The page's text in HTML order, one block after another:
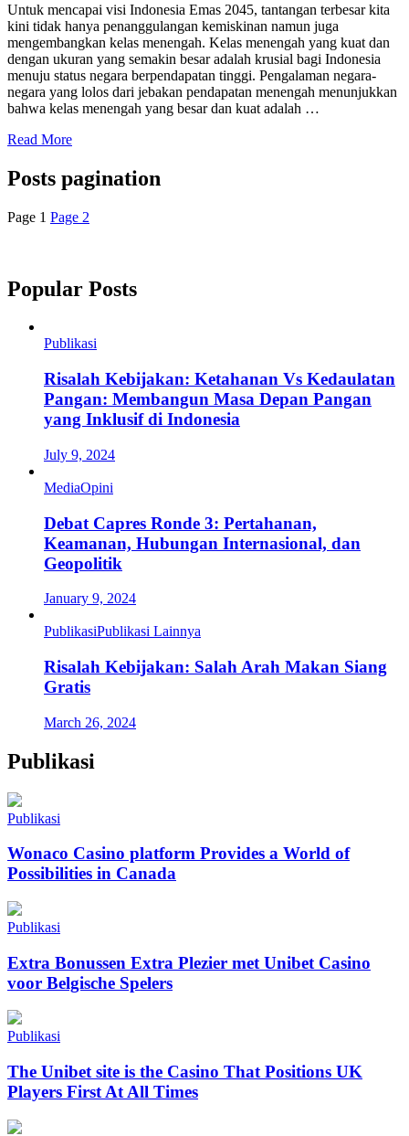
Untuk mencapai visi Indonesia Emas 2045, tantangan terbesar kita
kini tidak hanya penanggulangan kemiskinan namun juga
mengembangkan kelas menengah. Kelas menengah yang kuat dan
dengan ukuran yang semakin besar adalah krusial bagi Indonesia
menuju status negara berpendapatan tinggi. Pengalaman negara-
negara yang lolos dari jebakan pendapatan menengah menunjukkan
bahwa kelas menengah yang besar dan kuat adalah …
Read More
Posts pagination
Page 1 Page 2
Popular Posts
Publikasi
Risalah Kebijakan: Ketahanan Vs Kedaulatan
Pangan: Membangun Masa Depan Pangan
yang Inklusif di Indonesia
July 9, 2024
MediaOpini
Debat Capres Ronde 3: Pertahanan,
Keamanan, Hubungan Internasional, dan
Geopolitik
January 9, 2024
PublikasiPublikasi Lainnya
Risalah Kebijakan: Salah Arah Makan Siang
Gratis
March 26, 2024
Publikasi
Publikasi
Wonaco Casino platform Provides a World of
Possibilities in Canada
Publikasi
Extra Bonussen Extra Plezier met Unibet Casino
voor Belgische Spelers
Publikasi
The Unibet site is the Casino That Positions UK
Players First At All Times